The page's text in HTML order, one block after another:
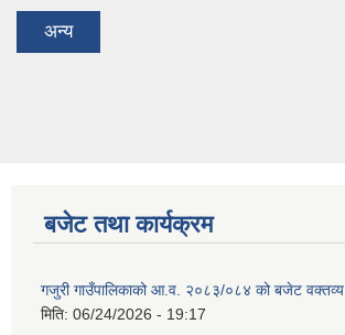
अन्य
बजेट तथा कार्यक्रम
गजुरी गाउँपालिकाको आ.व. २०८३/०८४ को बजेट वक्तव्य
मिति: 06/24/2026 - 19:17